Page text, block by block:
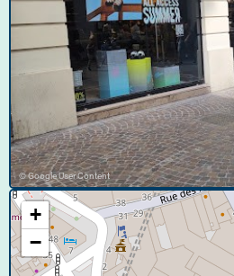
© Google User Content
+
−